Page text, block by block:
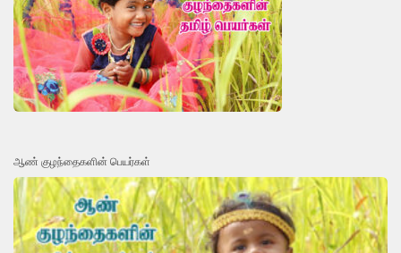
ஆண் குழந்தைகளின் பெயர்கள்